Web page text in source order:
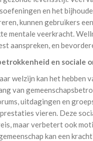
en het
kunnen gebruikers
mentale veerkracht.
aanspreken, en
en sociale
welzijn kan het hebben
van
uitdagingen en
prestaties vieren. Deze
maar verbetert ook
kan een